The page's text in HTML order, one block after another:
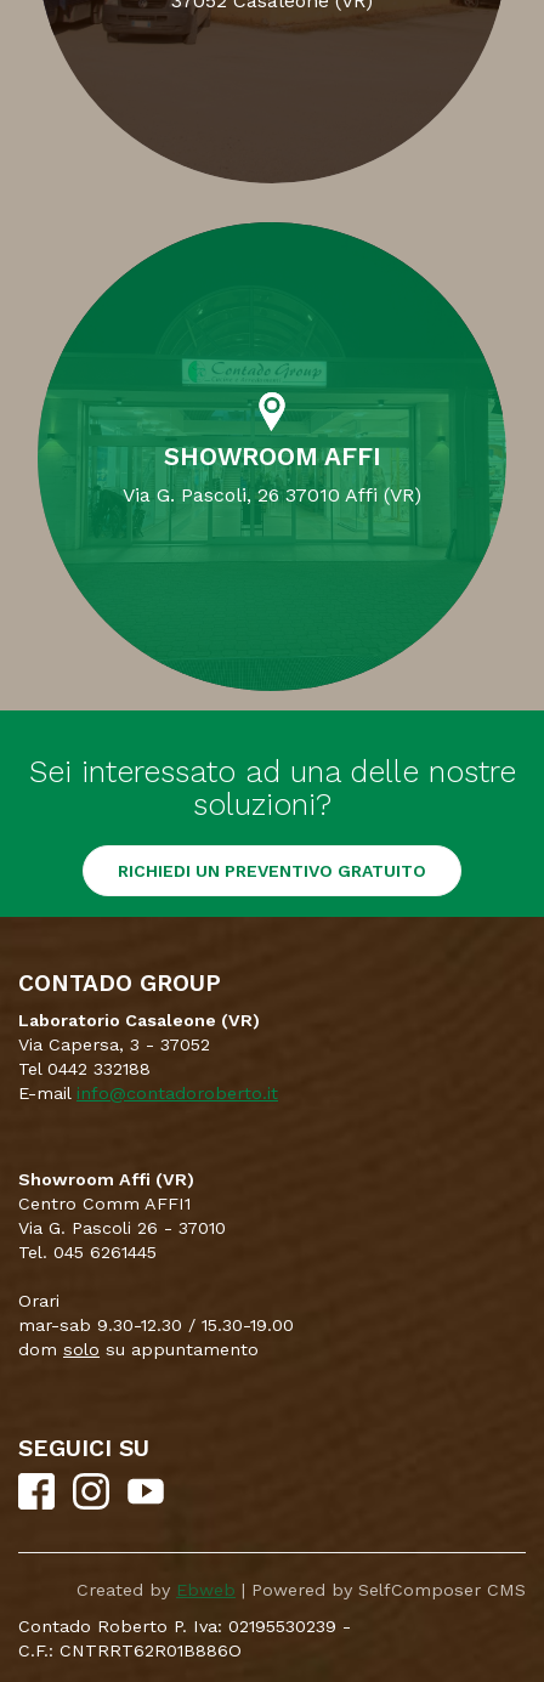
SHOWROOM AFFI
Via G. Pascoli, 26 37010 Affi (VR)
Sei interessato ad una delle nostre
soluzioni?
RICHIEDI UN PREVENTIVO GRATUITO
CONTADO GROUP
Laboratorio Casaleone (VR)
Via Capersa, 3 - 37052
Tel 0442 332188
E-mail info@contadoroberto.it
Showroom Affi (VR)
Centro Comm AFFI1
Via G. Pascoli 26 - 37010
Tel. 045 6261445
Orari
mar-sab 9.30-12.30 / 15.30-19.00
dom solo su appuntamento
SEGUICI SU
Created by Ebweb | Powered by SelfComposer CMS
Contado Roberto P. Iva: 02195530239 -
C.F.: CNTRRT62R01B886O